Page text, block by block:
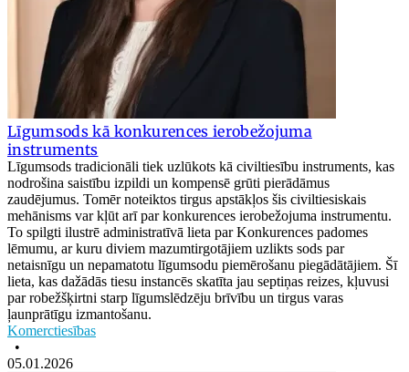
Līgumsods kā konkurences ierobežojuma
instruments
Līgumsods tradicionāli tiek uzlūkots kā civiltiesību instruments, kas
nodrošina saistību izpildi un kompensē grūti pierādāmus
zaudējumus. Tomēr noteiktos tirgus apstākļos šis civiltiesiskais
mehānisms var kļūt arī par konkurences ierobežojuma instrumentu.
To spilgti ilustrē administratīvā lieta par Konkurences padomes
lēmumu, ar kuru diviem mazumtirgotājiem uzlikts sods par
netaisnīgu un nepamatotu līgumsodu piemērošanu piegādātājiem. Šī
lieta, kas dažādās tiesu instancēs skatīta jau septiņas reizes, kļuvusi
par robežšķirtni starp līgumslēdzēju brīvību un tirgus varas
ļaunprātīgu izmantošanu.
Komerctiesības
•
05.01.2026